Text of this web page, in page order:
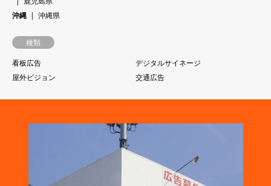
沖縄
沖縄県
種類
看板広告
デジタルサイネージ
屋外ビジョン
交通広告